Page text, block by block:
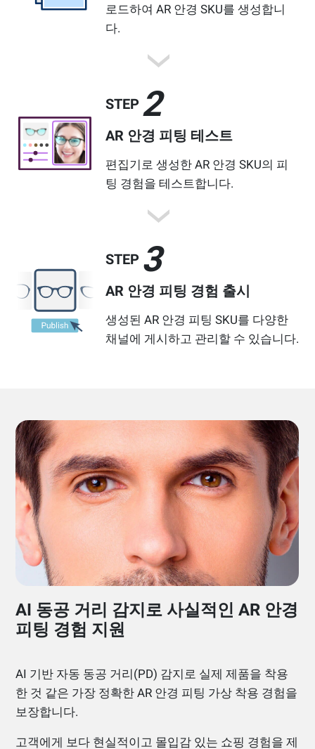
로드하여 AR 안경 SKU를 생성합니
다.
STEP 2
AR 안경 피팅 테스트
편집기로 생성한 AR 안경 SKU의 피
팅 경험을 테스트합니다.
STEP 3
AR 안경 피팅 경험 출시
생성된 AR 안경 피팅 SKU를 다양한
채널에 게시하고 관리할 수 있습니다.
AI 동공 거리 감지로 사실적인 AR 안경
피팅 경험 지원
AI 기반 자동 동공 거리(PD) 감지로 실제 제품을 착용
한 것 같은 가장 정확한 AR 안경 피팅 가상 착용 경험을
보장합니다.
고객에게 보다 현실적이고 몰입감 있는 쇼핑 경험을 제